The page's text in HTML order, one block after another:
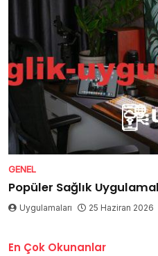
GENEL
Popüler Sağlık
Uygulamaları 25 Haziran 2026
En Çok Okunanlar